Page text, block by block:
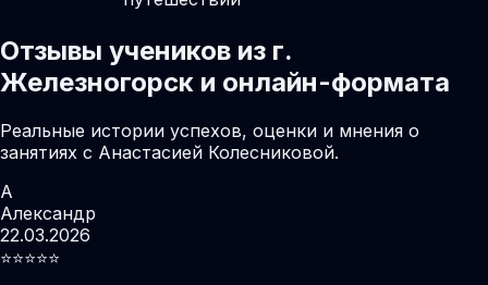
Отзывы учеников из г.
Железногорск и онлайн-формата
Реальные истории успехов, оценки и мнения о
занятиях с Анастасией Колесниковой.
А
Александр
22.03.2026
⭐️⭐️⭐️⭐️⭐️